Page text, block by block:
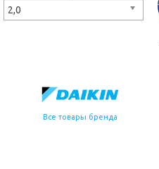
2,0
Все товары бренда